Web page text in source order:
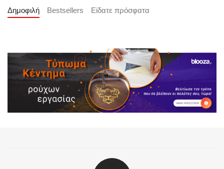
Δημοφιλή Bestsellers Είδατε πρόσφατα